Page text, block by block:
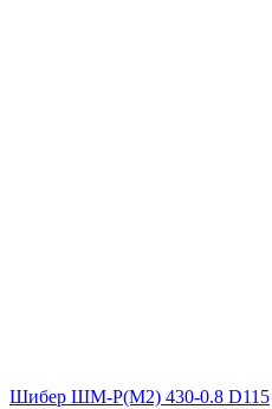
Шибер ШМ-Р(М2) 430-0.8 D115